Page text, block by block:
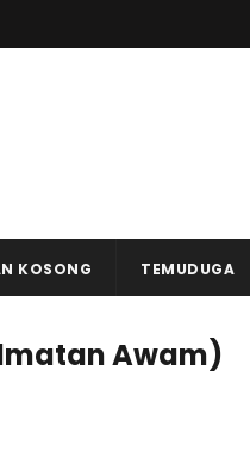
KOSONG TEMUDUGA
Awam)